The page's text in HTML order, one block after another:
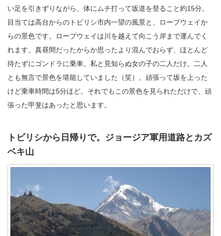
い足を引きずりながら、体にムチ打って坂道を登ること約15分。
目当ては高台からのトビリシ市内一望の風景と、ロープウェイか
らの景色です。ロープウェイは川を越えて向こう岸まで運んでく
れます。真昼間だったからか思ったより混んでおらず、ほとんど
待たずにゴンドラに乗車。私と見知らぬ女の子の二人だけ。二人
とも無言で景色を堪能していました（笑）。頑張って坂を上った
けど乗車時間は5分ほど。それでもこの景色を見られただけで、頑
張った甲斐はあったと思います。
トビリシから日帰りで。ジョージア軍用道路とカズ
ベキ山